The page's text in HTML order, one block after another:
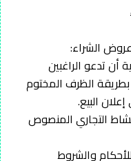
أن تدعو الراغبين
الظرف المختوم
البيع.
التجاري المنصوص
والشروط